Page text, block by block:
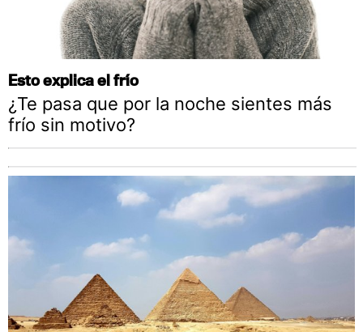
Esto explica el frío
¿Te pasa que por la noche sientes más
frío sin motivo?